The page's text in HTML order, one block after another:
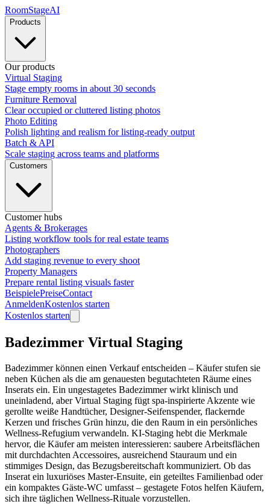
RoomStageAI
Products
Our products
Virtual Staging
Stage empty rooms in about 30 seconds
Furniture Removal
Clear occupied or cluttered listing photos
Photo Editing
Polish lighting and realism for listing-ready output
Batch & API
Scale staging across teams and platforms
Customers
Customer hubs
Agents & Brokerages
Listing workflow tools for real estate teams
Photographers
Add staging revenue to every shoot
Property Managers
Prepare rental listing visuals faster
BeispielePreiseContact
AnmeldenKostenlos starten
Kostenlos starten
Badezimmer Virtual Staging
Badezimmer können einen Verkauf entscheiden – Käufer stufen sie
neben Küchen als die am genauesten begutachteten Räume eines
Inserats ein. Ein ungestagetes Badezimmer wirkt klinisch und
uneinladend, aber Virtual Staging fügt spa-inspirierte Akzente wie
gerollte weiße Handtücher, Designer-Seifenspender, flackernde
Kerzen und frisches Grün hinzu, die den Raum in ein persönliches
Wellness-Refugium verwandeln. KI-Staging hebt die Merkmale
hervor, die Käufer am meisten interessieren: saubere Arbeitsflächen
mit durchdachten Accessoires, ausreichend Stauraum und ein
stimmiges Design, das Bezugsbereitschaft kommuniziert. Ob das
Inserat ein luxuriöses Master-Ensuite, ein geteiltes Familienbad oder
ein kompaktes Gäste-WC umfasst – gestagete Fotos helfen Käufern,
sich ihre täglichen Wellness-Rituale vorzustellen.